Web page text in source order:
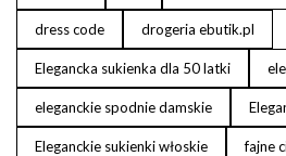
dress code drogeria ebutik.pl
Elegancka sukienka dla 50 latki
eleganckie spodnie damskie
Eleganckie sukienki włoskie fajne